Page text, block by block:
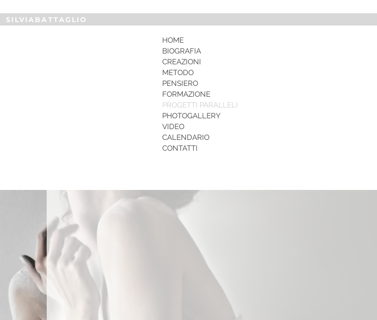
SILVIABATTAGLIO
HOME
BIOGRAFIA
CREAZIONI
METODO
PENSIERO
FORMAZIONE
PROGETTI PARALLELI
PHOTOGALLERY
VIDEO
CALENDARIO
CONTATTI